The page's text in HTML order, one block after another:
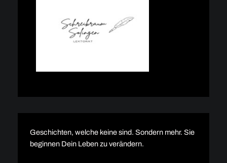
Geschichten, welche keine sind. Sondern mehr. Sie
beginnen Dein Leben zu verändern.